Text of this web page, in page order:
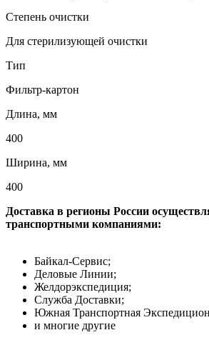
Степень очистки
Для стерилизующей очистки
Тип
Фильтр-картон
Длина, мм
400
Ширина, мм
400
Доставка в регионы России
транспортными компаниями:
Байкал-Сервис;
Деловые Линии;
Желдорэкспедиция;
Служба Доставки;
Южная Транспортная
и многие другие